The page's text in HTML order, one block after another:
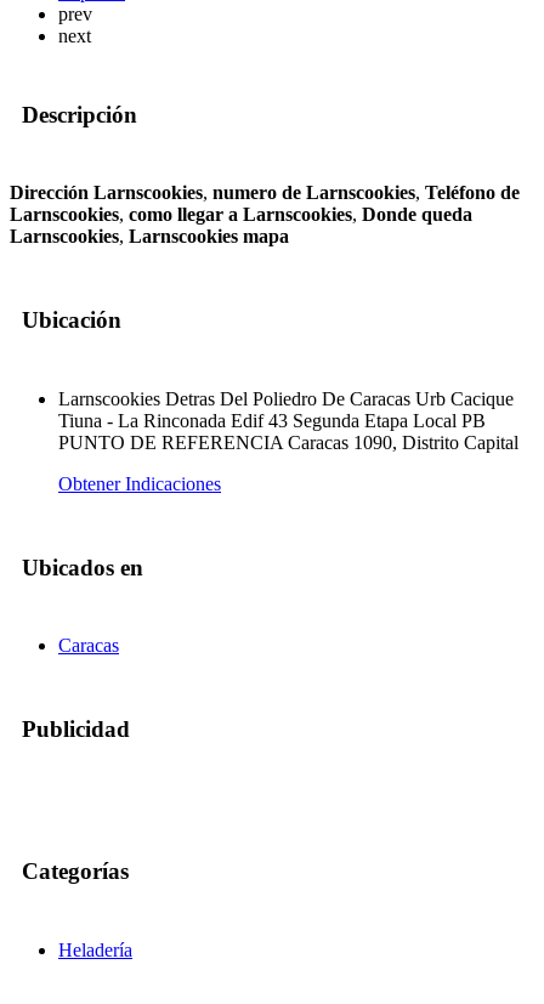
prev
next
Descripción
Dirección Larnscookies, numero de Larnscookies, Teléfono de
Larnscookies, como llegar a Larnscookies, Donde queda
Larnscookies, Larnscookies mapa
Ubicación
Larnscookies Detras Del Poliedro De Caracas Urb Cacique
Tiuna - La Rinconada Edif 43 Segunda Etapa Local PB
PUNTO DE REFERENCIA Caracas 1090, Distrito Capital
Obtener Indicaciones
Ubicados en
Caracas
Publicidad
Categorías
Heladería